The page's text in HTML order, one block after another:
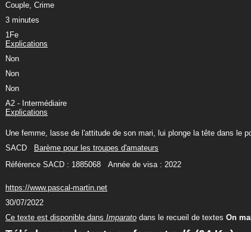
Couple, Crime
3 minutes
1Fe
Explications
Non
Non
Non
A2 - Intermédiaire
Explications
Une femme, lasse de l'attitude de son mari, lui plonge la tête dans le
SACD
Barème pour les troupes d'amateurs
Référence SACD : 1885068 Année de visa : 2022
https://www.pascal-martin.net
30/07/2022
Ce texte est disponible dans Imparato dans le recueil de textes On